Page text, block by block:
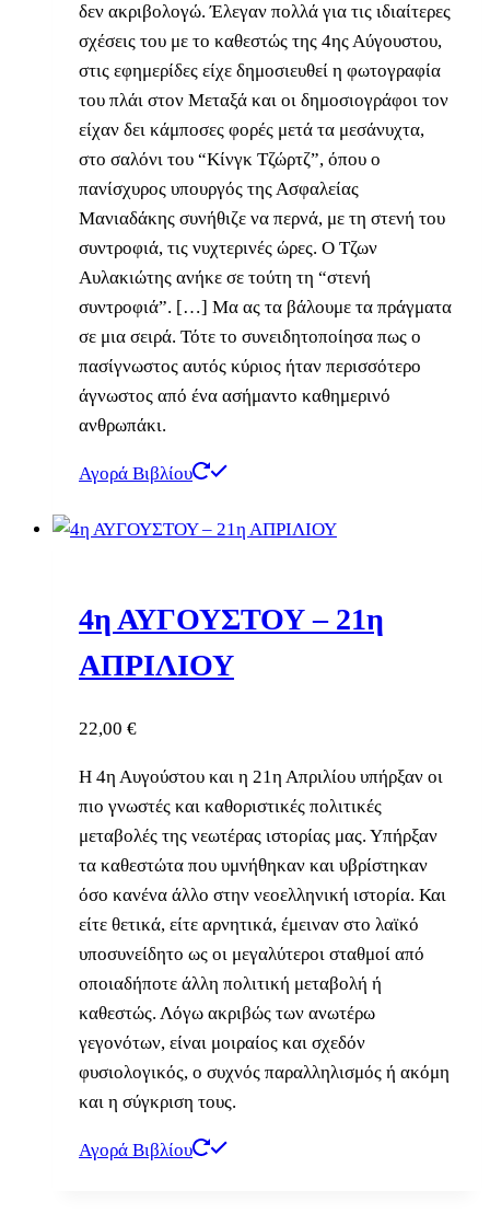
δεν ακριβολογώ. Έλεγαν πολλά για τις ιδιαίτερες
σχέσεις του με το καθεστώς της 4ης Αύγουστου,
στις εφημερίδες είχε δημοσιευθεί η φωτογραφία
του πλάι στον Μεταξά και οι δημοσιογράφοι τον
είχαν δει κάμποσες φορές μετά τα μεσάνυχτα,
στο σαλόνι του “Κίνγκ Τζώρτζ”, όπου ο
πανίσχυρος υπουργός της Ασφαλείας
Μανιαδάκης συνήθιζε να περνά, με τη στενή του
συντροφιά, τις νυχτερινές ώρες. Ο Τζων
Αυλακιώτης ανήκε σε τούτη τη “στενή
συντροφιά”. […] Μα ας τα βάλουμε τα πράγματα
σε μια σειρά. Τότε το συνειδητοποίησα πως ο
πασίγνωστος αυτός κύριος ήταν περισσότερο
άγνωστος από ένα ασήμαντο καθημερινό
ανθρωπάκι.
Αγορά Βιβλίου
4η ΑΥΓΟΥΣΤΟΥ – 21η
ΑΠΡΙΛΙΟΥ
22,00 €
Η 4η Αυγούστου και η 21η Απριλίου υπήρξαν οι
πιο γνωστές και καθοριστικές πολιτικές
μεταβολές της νεωτέρας ιστορίας μας. Υπήρξαν
τα καθεστώτα που υμνήθηκαν και υβρίστηκαν
όσο κανένα άλλο στην νεοελληνική ιστορία. Και
είτε θετικά, είτε αρνητικά, έμειναν στο λαϊκό
υποσυνείδητο ως οι μεγαλύτεροι σταθμοί από
οποιαδήποτε άλλη πολιτική μεταβολή ή
καθεστώς. Λόγω ακριβώς των ανωτέρω
γεγονότων, είναι μοιραίος και σχεδόν
φυσιολογικός, ο συχνός παραλληλισμός ή ακόμη
και η σύγκριση τους.
Αγορά Βιβλίου